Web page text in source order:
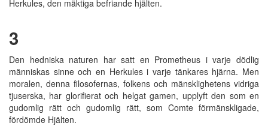
Herkules, den mäktiga befriande hjälten.
3
Den hedniska naturen har satt en Prometheus i varje dödlig
människas sinne och en Herkules i varje tänkares hjärna. Men
moralen, denna filosofernas, folkens och mänsklighetens vidriga
tjuserska, har glorifierat och helgat gamen, upplyft den som en
gudomlig rätt och gudomlig rätt, som Comte förmänskligade,
fördömde Hjälten.